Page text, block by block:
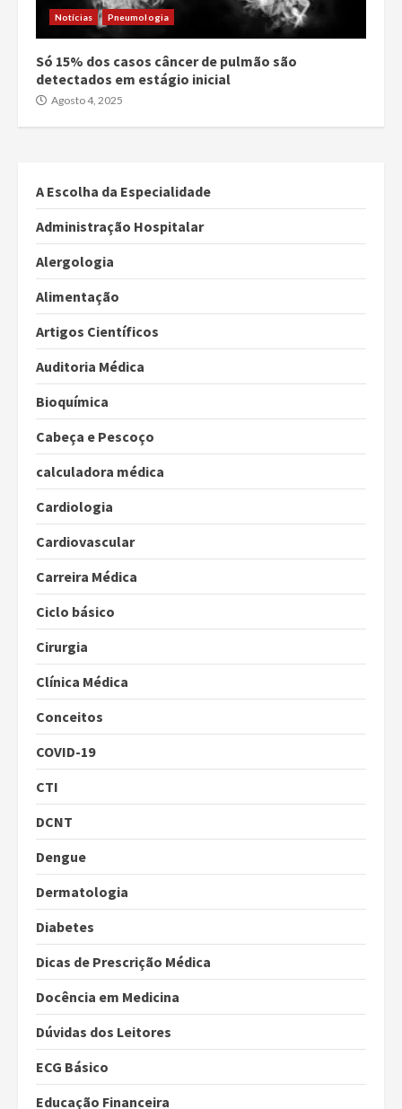
Notícias Pneumologia
Só 15% dos casos câncer de pulmão são
detectados em estágio inicial
Agosto 4, 2025
A Escolha da Especialidade
Administração Hospitalar
Alergologia
Alimentação
Artigos Científicos
Auditoria Médica
Bioquímica
Cabeça e Pescoço
calculadora médica
Cardiologia
Cardiovascular
Carreira Médica
Ciclo básico
Cirurgia
Clínica Médica
Conceitos
COVID-19
CTI
DCNT
Dengue
Dermatologia
Diabetes
Dicas de Prescrição Médica
Docência em Medicina
Dúvidas dos Leitores
ECG Básico
Educação Financeira